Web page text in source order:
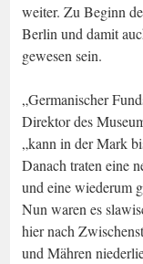
weiter. Zu Beginn
Berlin und damit
gewesen sein.
„Germanischer
Direktor des
„kann in der Mark
Danach traten eine
und eine wiederum
Nun waren es
hier nach
und Mähren